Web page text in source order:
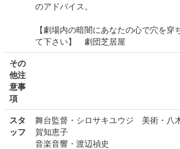
のアドバイス。
【劇場内の暗闇にあなたの心で穴を穿
て下さい】 劇団芝居屋
その
他注
意事
項
スタ
ッフ
舞台監督・シロサキユウジ 美術・八
賀知恵子
音楽音響・渡辺禎史